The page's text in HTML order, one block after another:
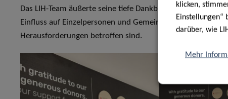
Das LIH-Team äußerte seine tiefe Dankbarkeit und
Einfluss auf Einzelpersonen und Gemeinschaften zu
Herausforderungen betroffen sind.
klicken,
darüber, wie
Mehr